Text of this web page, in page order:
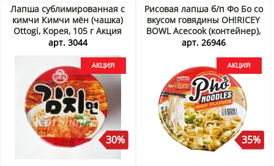
Лапша сублимированная с
кимчи Кимчи мён (чашка)
Ottogi, Корея, 105 г Акция
арт. 3044
30%
Рисовая лапша б/п Фо Бо со
вкусом говядины OH!RICEY
BOWL Acecook (контейнер),
Вьетнам, 71 г Акция
арт. 26946
35%